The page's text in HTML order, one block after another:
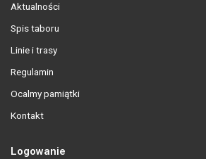
Aktualności
Spis taboru
Linie i trasy
Regulamin
Ocalmy pamiątki
Kontakt
Logowanie